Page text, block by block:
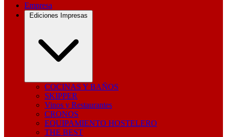
Empresa
Ediciones Impresas
COCINAS Y BAÑOS
SKIPPER
Vinos y Restaurantes
CRONOS
EQUIPAMIENTO HOSTELERO
THE BEST